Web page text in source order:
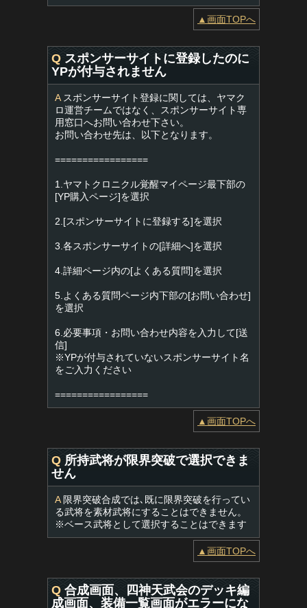
▲画面TOPへ
Q スポンサーサイトに登録したのに
YPが付与されません
Aスポンサーサイト登録に関しては、ヤマク
ロ運営チームではなく、スポンサーサイト専
用窓口へお問い合わせ下さい。
お問い合わせ先は、以下となります。
=================
1.ヤマトクロニクル覚醒マイページ最下部の
[YP購入ページ]を選択
2.[スポンサーサイトに登録する]を選択
3.各スポンサーサイトの[詳細へ]を選択
4.詳細ページ内の[よくある質問]を選択
5.よくある質問ページ内下部の[お問い合わせ]
を選択
6.必要事項・お問い合わせ内容を入力して[送
信]
※YPが付与されていないスポンサーサイト名
をご入力ください
=================
▲画面TOPへ
Q 所持武将が限界突破で選択できま
せん
A限界突破合成では､既に限界突破を行ってい
る武将を素材武将にすることはできません。
※ベース武将として選択することはできます
▲画面TOPへ
Q 合成画面、四神天武会のデッキ編
成画面、装備一覧画面がエラーにな